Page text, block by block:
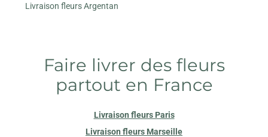
Livraison fleurs Argentan
Faire livrer des fleurs
partout en France
Livraison fleurs Paris
Livraison fleurs Marseille